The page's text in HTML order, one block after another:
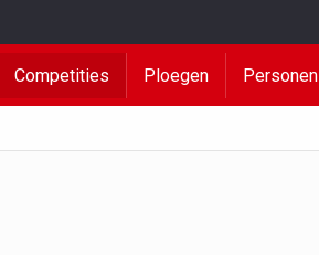
Competities Ploegen Personen